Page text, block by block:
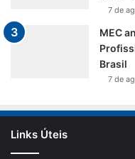
7 de
MEC
Brasil
7 de
Links Úteis